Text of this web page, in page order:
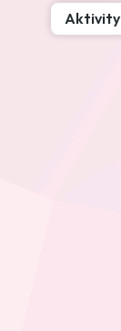
Aktivity